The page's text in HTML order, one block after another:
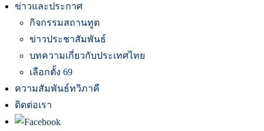
ข่าวและประกาศ
กิจกรรมสถานทูต
ข่าวประชาสัมพันธ์
บทความเกี่ยวกับประเทศไทย
เลือกตั้ง 69
ความสัมพันธ์ทวิภาคี
ติดต่อเรา